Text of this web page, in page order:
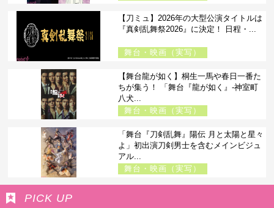
【刀ミュ】2026年の大型公演タイトルは
『真剣乱舞祭2026』に決定！ 日程・...
舞台・映画（実写）
【舞台龍が如く】桐生一馬や春日一番た
ちが集う！ 「舞台『龍が如く』-神室町
八犬...
舞台・映画（実写）
「舞台『刀剣乱舞』陽伝 月と太陽と星々
よ」初出演刀剣男士を含むメインビジュ
アル...
舞台・映画（実写）
PICK UP